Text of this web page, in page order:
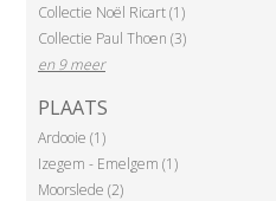
Collectie Noël Ricart (1)
Collectie Paul Thoen (3)
en 9 meer
PLAATS
Ardooie (1)
Izegem - Emelgem (1)
Moorslede (2)